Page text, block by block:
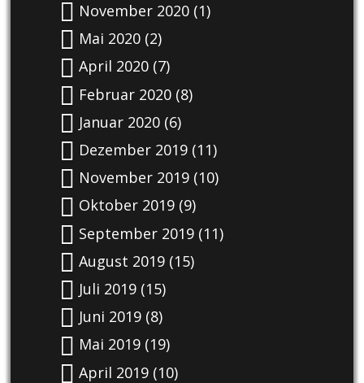
November 2020(1)
Mai 2020(2)
April 2020(7)
Februar 2020(8)
Januar 2020(6)
Dezember 2019(11)
November 2019(10)
Oktober 2019(9)
September 2019(11)
August 2019(15)
Juli 2019(15)
Juni 2019(8)
Mai 2019(19)
April 2019(10)